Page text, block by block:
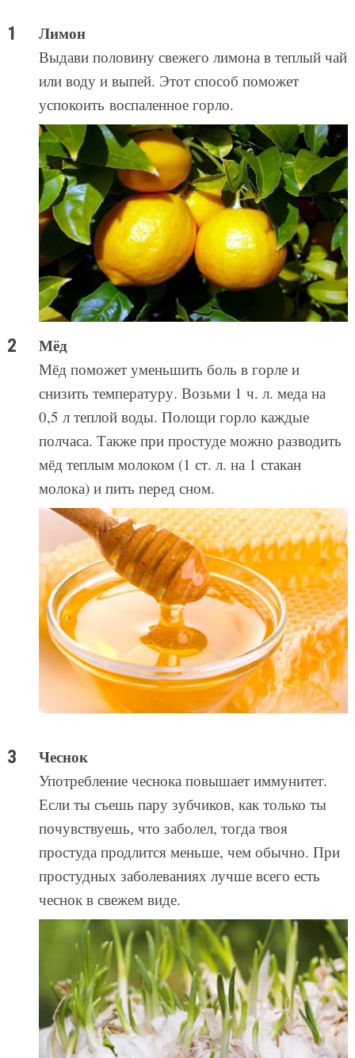
Лимон
Выдави половину свежего лимона в теплый чай
или воду и выпей. Этот способ поможет
успокоить воспаленное горло.
Мёд
Мёд поможет уменьшить боль в горле и
снизить температуру. Возьми 1 ч. л. меда на
0,5 л теплой воды. Полощи горло каждые
полчаса. Также при простуде можно разводить
мёд теплым молоком (1 ст. л. на 1 стакан
молока) и пить перед сном.
Чеснок
Употребление чеснока повышает иммунитет.
Если ты съешь пару зубчиков, как только ты
почувствуешь, что заболел, тогда твоя
простуда продлится меньше, чем обычно. При
простудных заболеваниях лучше всего есть
чеснок в свежем виде.